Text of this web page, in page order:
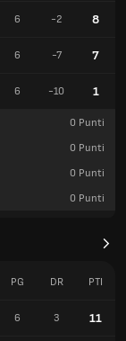
6 -2 8
6 -7 7
6 -10 1
0 Punti
0 Punti
0 Punti
0 Punti
PG DR PTI
6 3 11